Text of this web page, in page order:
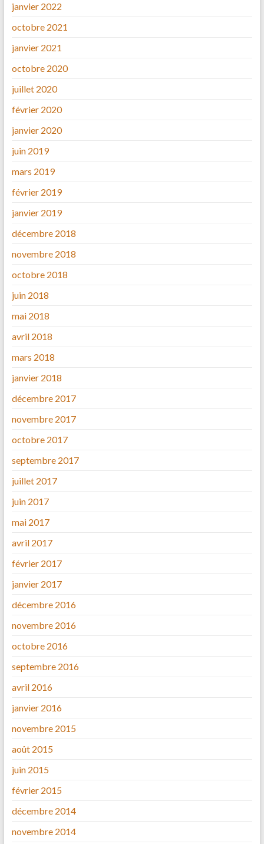
janvier 2022
octobre 2021
janvier 2021
octobre 2020
juillet 2020
février 2020
janvier 2020
juin 2019
mars 2019
février 2019
janvier 2019
décembre 2018
novembre 2018
octobre 2018
juin 2018
mai 2018
avril 2018
mars 2018
janvier 2018
décembre 2017
novembre 2017
octobre 2017
septembre 2017
juillet 2017
juin 2017
mai 2017
avril 2017
février 2017
janvier 2017
décembre 2016
novembre 2016
octobre 2016
septembre 2016
avril 2016
janvier 2016
novembre 2015
août 2015
juin 2015
février 2015
décembre 2014
novembre 2014